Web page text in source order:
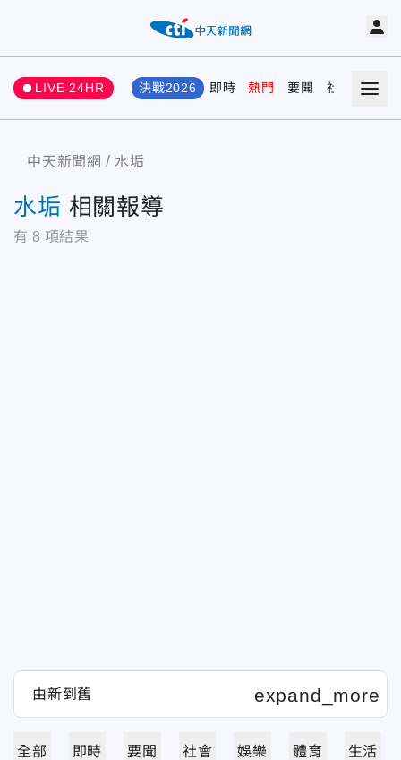
LIVE 24HR 決戰2026 即時 熱門 要聞 社會 娛樂
中天新聞網 水垢
水垢 相關報導
有 8 項結果
全部 即時 要聞 社會 娛樂 體育 生活